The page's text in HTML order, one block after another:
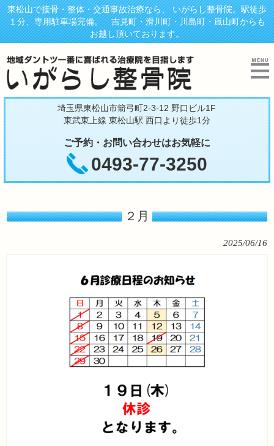
東松山で接骨・整体・交通事故治療なら、 いがらし整骨院。駅徒歩
１分、専用駐車場完備。 吉見町・滑川町・川島町・嵐山町からも
お越し頂いております。
埼玉県東松山市箭弓町2-3-12 野口ビル1F
東武東上線 東松山駅 西口より徒歩1分
ご予約・お問い合わせはお気軽に
0493-77-3250
２月
2025/06/16